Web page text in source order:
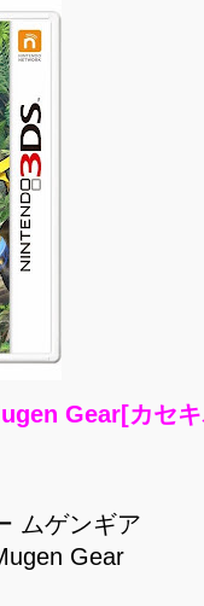
Gear[カセ
ムゲンギア
Gear